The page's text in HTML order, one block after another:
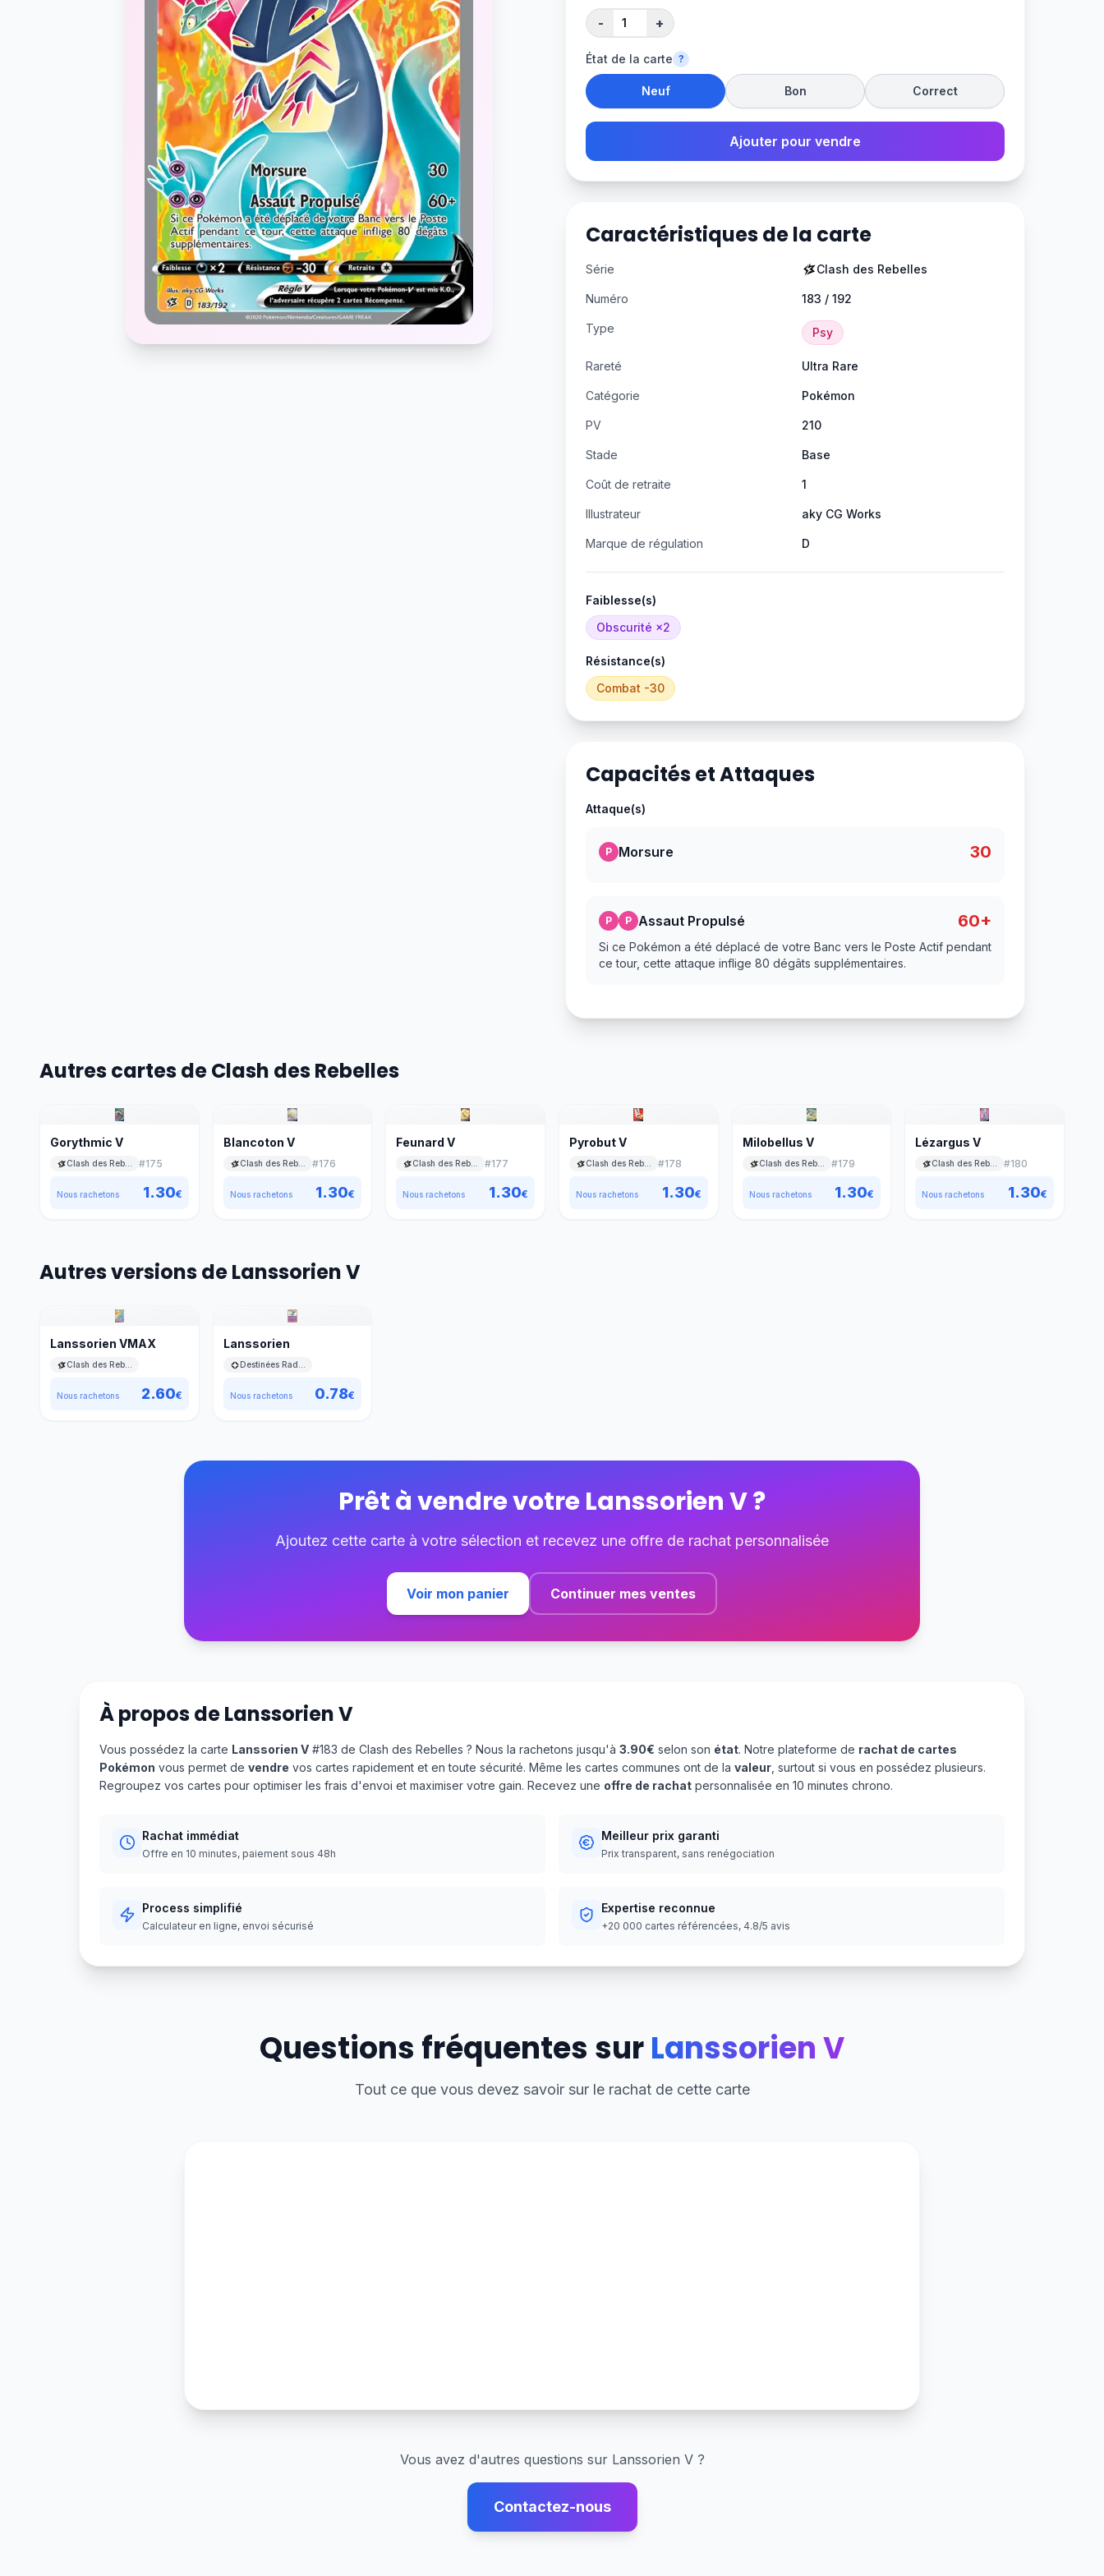
- +
État de la carte ?
Neuf Bon Correct
Ajouter pour vendre
Caractéristiques de la carte
Série Clash des Rebelles
Numéro 183 / 192
Type Psy
Rareté Ultra Rare
Catégorie Pokémon
PV 210
Stade Base
Coût de retraite 1
Illustrateur aky CG Works
Marque de régulation D
Faiblesse(s)
Obscurité ×2
Résistance(s)
Combat -30
Capacités et Attaques
Attaque(s)
P Morsure 30
P P Assaut Propulsé 60+
Si ce Pokémon a été déplacé de votre Banc vers le Poste Actif pendant
ce tour, cette attaque inflige 80 dégâts supplémentaires.
Autres cartes de Clash des Rebelles
Gorythmic V
#175
Nous rachetons 1.30€
Blancoton V
Clash des Rebelles #176
Nous rachetons 1.30€
Feunard V
#177
Nous rachetons 1.30€
Pyrobut V
Clash des Rebelles #178
Nous rachetons 1.30€
Milobellus V
Clash des Rebelles #179
Nous rachetons 1.30€
Lézargus V
#180
Nous rachetons 1.30€
Autres versions de Lanssorien V
Lanssorien VMAX
Nous rachetons 2.60€
Lanssorien
Nous rachetons 0.78€
Prêt à vendre votreLanssorien V?
Ajoutez cette carte à votre sélection et recevez une offre de rachat personnalisée
Voir mon panier Continuer mes ventes
À propos deLanssorien V
Vous possédez la carte Lanssorien V #183 de Clash des Rebelles ? Nous la rachetons jusqu'à 3.90€ selon son état. Notre plateforme de rachat de cartes
Pokémon vous permet de vendre vos cartes rapidement et en toute sécurité. Même les cartes communes ont de la valeur , surtout si vous en possédez plusieurs.
Regroupez vos cartes pour optimiser les frais d'envoi et maximiser votre gain. Recevez une offre de rachat personnalisée en 10 minutes chrono.
Rachat immédiat
Offre en 10 minutes, paiement sous 48h
Meilleur prix garanti
Prix transparent, sans renégociation
Process simplifié
Calculateur en ligne, envoi sécurisé
Expertise reconnue
+20 000 cartes référencées, 4.8/5 avis
Questions fréquentes surLanssorien V
Tout ce que vous devez savoir sur le rachat de cette carte
Vous avez d'autres questions sur Lanssorien V?
Contactez-nous